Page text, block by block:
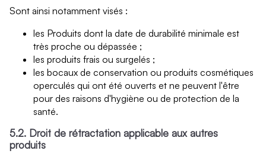
Sont ainsi notamment visés :
les Produits dont la date de durabilité minimale est
très proche ou dépassée ;
les produits frais ou surgelés ;
les bocaux de conservation ou produits cosmétiques
operculés qui ont été ouverts et ne peuvent l'être
pour des raisons d'hygiène ou de protection de la
santé.
5.2. Droit de rétractation applicable aux autres
produits